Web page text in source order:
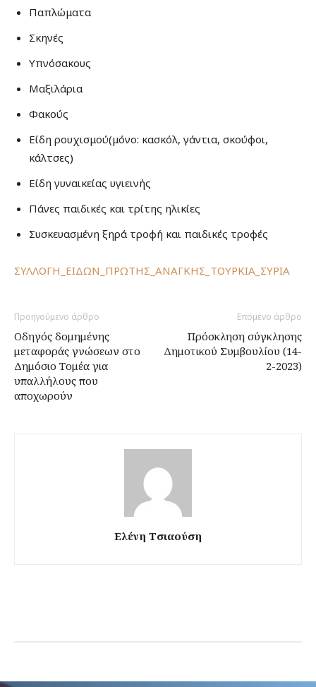
Παπλώματα
Σκηνές
Υπνόσακους
Μαξιλάρια
Φακούς
Είδη ρουχισμού(μόνο: κασκόλ, γάντια, σκούφοι,
κάλτσες)
Είδη γυναικείας υγιεινής
Πάνες παιδικές και τρίτης ηλικίες
Συσκευασμένη ξηρά τροφή και παιδικές τροφές
ΣΥΛΛΟΓΗ_ΕΙΔΩΝ_ΠΡΩΤΗΣ_ΑΝΑΓΚΗΣ_ΤΟΥΡΚΙΑ_ΣΥΡΙΑ
Προηγούμενο άρθρο
Οδηγός δομημένης
μεταφοράς γνώσεων στο
Δημόσιο Τομέα για
υπαλλήλους που
αποχωρούν
Επόμενο άρθρο
Πρόσκληση σύγκλησης
Δημοτικού Συμβουλίου (14-
2-2023)
Ελένη Τσιαούση